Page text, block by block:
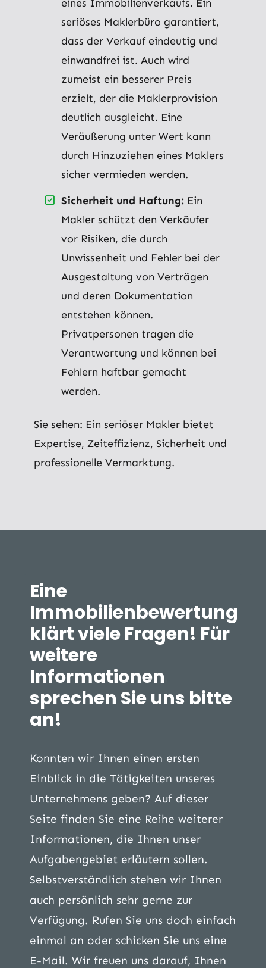
eines Immobilienverkaufs. Ein
seriöses Maklerbüro garantiert,
dass der Verkauf eindeutig und
einwandfrei ist. Auch wird
zumeist ein besserer Preis
erzielt, der die Maklerprovision
deutlich ausgleicht. Eine
Veräußerung unter Wert kann
durch Hinzuziehen eines Maklers
sicher vermieden werden.
Sicherheit und Haftung: Ein
Makler schützt den Verkäufer
vor Risiken, die durch
Unwissenheit und Fehler bei der
Ausgestaltung von Verträgen
und deren Dokumentation
entstehen können.
Privatpersonen tragen die
Verantwortung und können bei
Fehlern haftbar gemacht
werden.
Sie sehen: Ein seriöser Makler bietet
Expertise, Zeiteffizienz, Sicherheit und
professionelle Vermarktung.
Eine
Immobilienbewertung
klärt viele Fragen! Für
weitere
Informationen
sprechen Sie uns bitte
an!
Konnten wir Ihnen einen ersten
Einblick in die Tätigkeiten unseres
Unternehmens geben? Auf dieser
Seite finden Sie eine Reihe weiterer
Informationen, die Ihnen unser
Aufgabengebiet erläutern sollen.
Selbstverständlich stehen wir Ihnen
auch persönlich sehr gerne zur
Verfügung. Rufen Sie uns doch einfach
einmal an oder schicken Sie uns eine
E-Mail. Wir freuen uns darauf, Ihnen